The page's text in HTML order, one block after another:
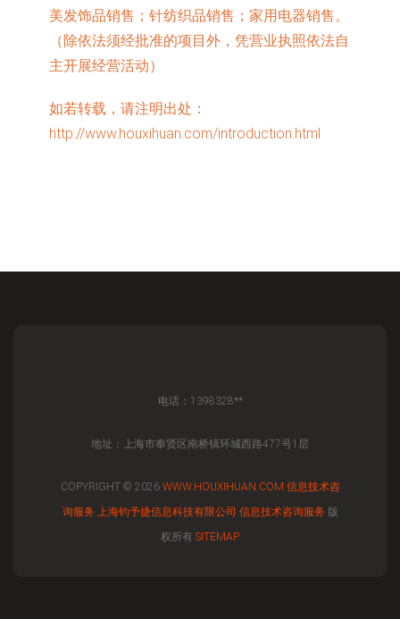
美发饰品销售；针纺织品销售；家用电器销售。
（除依法须经批准的项目外，凭营业执照依法自
主开展经营活动）
如若转载，请注明出处：
http://www.houxihuan.com/introduction.html
电话：1398328**
地址：上海市奉贤区南桥镇环城西路477号1层
COPYRIGHT © 2026 WWW.HOUXIHUAN.COM 信息技术咨
询服务 上海钧予捷信息科技有限公司 信息技术咨询服务 版
权所有 SITEMAP